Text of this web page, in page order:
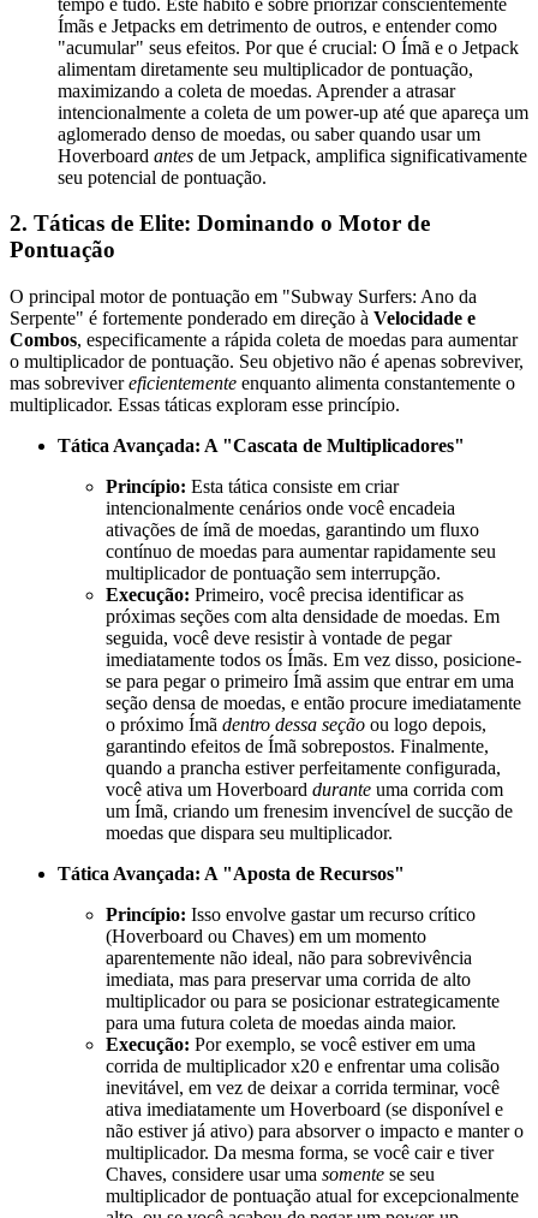
Ímãs e Jetpacks em detrimento de outros, e entender como
"acumular" seus efeitos. Por que é crucial: O Ímã e o Jetpack
alimentam diretamente seu multiplicador de pontuação,
maximizando a coleta de moedas. Aprender a atrasar
intencionalmente a coleta de um power-up até que apareça um
aglomerado denso de moedas, ou saber quando usar um
Hoverboard antes de um Jetpack, amplifica significativamente
seu potencial de pontuação.
2. Táticas de Elite: Dominando o Motor de
Pontuação
O principal motor de pontuação em "Subway Surfers: Ano da
Serpente" é fortemente ponderado em direção à Velocidade e
Combos, especificamente a rápida coleta de moedas para aumentar
o multiplicador de pontuação. Seu objetivo não é apenas sobreviver,
mas sobrevivereficientemente enquanto alimenta constantemente o
multiplicador. Essas táticas exploram esse princípio.
Tática Avançada: A "Cascata de Multiplicadores"
Princípio: Esta tática consiste em criar
intencionalmente cenários onde você encadeia
ativações de ímã de moedas, garantindo um fluxo
contínuo de moedas para aumentar rapidamente seu
multiplicador de pontuação sem interrupção.
Execução: Primeiro, você precisa identificar as
próximas seções com alta densidade de moedas. Em
seguida, você deve resistir à vontade de pegar
imediatamente todos os Ímãs. Em vez disso, posicione-
se para pegar o primeiro Ímã assim que entrar em uma
seção densa de moedas, e então procure imediatamente
o próximo Ímã dentro dessa seção ou logo depois,
garantindo efeitos de Ímã sobrepostos. Finalmente,
quando a prancha estiver perfeitamente configurada,
você ativa um Hoverboard durante uma corrida com
um Ímã, criando um frenesim invencível de sucção de
moedas que dispara seu multiplicador.
Tática Avançada: A "Aposta de Recursos"
Princípio: Isso envolve gastar um recurso crítico
(Hoverboard ou Chaves) em um momento
aparentemente não ideal, não para sobrevivência
imediata, mas para preservar uma corrida de alto
multiplicador ou para se posicionar estrategicamente
para uma futura coleta de moedas ainda maior.
Execução: Por exemplo, se você estiver em uma
corrida de multiplicador x20 e enfrentar uma colisão
inevitável, em vez de deixar a corrida terminar, você
ativa imediatamente um Hoverboard (se disponível e
não estiver já ativo) para absorver o impacto e manter o
multiplicador. Da mesma forma, se você cair e tiver
Chaves, considere usar uma somente se seu
multiplicador de pontuação atual for excepcionalmente